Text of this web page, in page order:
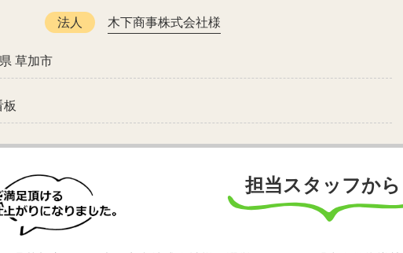
法人 木下商事株式会社様
草加市
板
担当スタッフから